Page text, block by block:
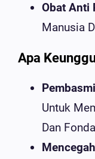
Obat Anti
Manusia
Apa
Untuk
Dan